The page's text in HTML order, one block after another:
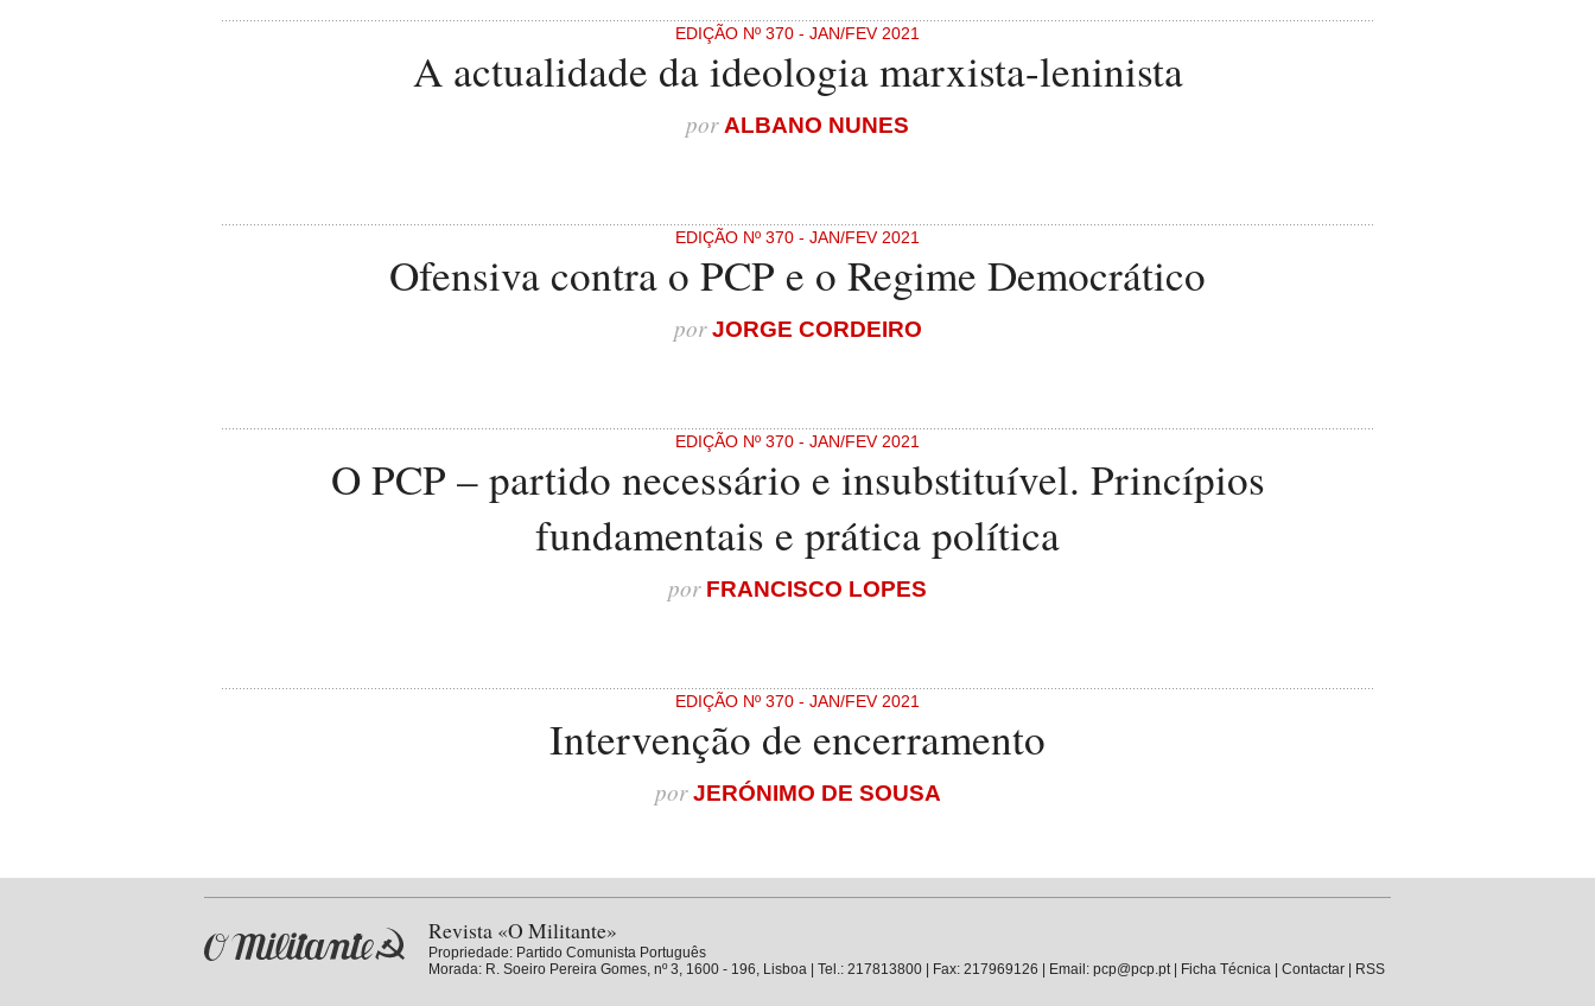
EDIÇÃO Nº 370 - JAN/FEV 2021
A actualidade da ideologia marxista-leninista
por ALBANO NUNES
EDIÇÃO Nº 370 - JAN/FEV 2021
Ofensiva contra o PCP e o Regime Democrático
porJORGE CORDEIRO
EDIÇÃO Nº 370 - JAN/FEV 2021
O PCP – partido necessário e insubstituível. Princípios
fundamentais e prática política
por FRANCISCO LOPES
EDIÇÃO Nº 370 - JAN/FEV 2021
Intervenção de encerramento
porJERÓNIMO DE SOUSA
Revista «O Militante»
Propriedade: Partido Comunista Português
Morada: R. Soeiro Pereira Gomes, nº 3, 1600 - 196, Lisboa | Tel.: 217813800 | Fax: 217969126 | Email: pcp@pcp.pt |
Ficha Técnica Contactar RSS